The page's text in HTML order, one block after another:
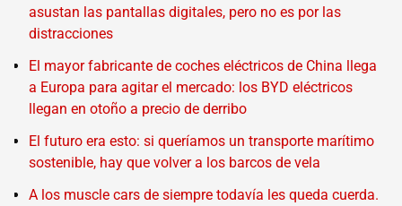
asustan las pantallas digitales, pero no es por las
distracciones
El mayor fabricante de coches eléctricos de China llega
a Europa para agitar el mercado: los BYD eléctricos
llegan en otoño a precio de derribo
El futuro era esto: si queríamos un transporte marítimo
sostenible, hay que volver a los barcos de vela
A los muscle cars de siempre todavía les queda cuerda.